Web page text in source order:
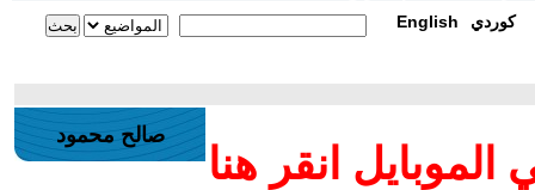
English كوردي
انقر هنا
صالح محمود